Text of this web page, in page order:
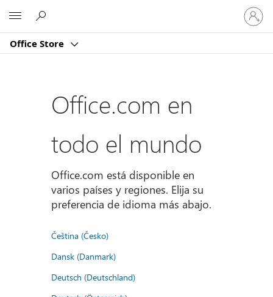
Office Store
Iniciar
sesión
en
cuenta
Office.com en
todo el mundo
Office.com está disponible en
varios países y regiones. Elija su
preferencia de idioma más abajo.
Čeština (Česko)
Dansk (Danmark)
Deutsch (Deutschland)